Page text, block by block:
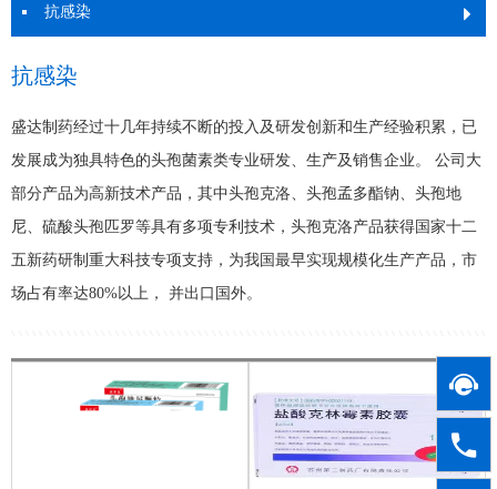
抗感染 
抗感染
盛达制药经过十几年持续不断的投入及研发创新和生产经验积累，已
发展成为独具特色的头孢菌素类专业研发、生产及销售企业。 公司大
部分产品为高新技术产品，其中头孢克洛、头孢孟多酯钠、头孢地
尼、硫酸头孢匹罗等具有多项专利技术，头孢克洛产品获得国家十二
五新药研制重大科技专项支持，为我国最早实现规模化生产产品，市
场占有率达80%以上， 并出口国外。

